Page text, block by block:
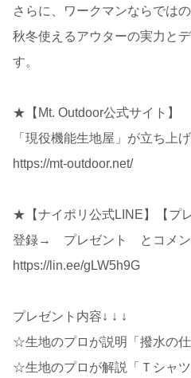
さらに、ワークマンならでは
秋冬使えるアウターの実力と
す。
★【Mt. Outdoor公式サイト】
「現役機能生地屋」が立ち上
https://mt-outdoor.net/
★【ナイポリ公式LINE】【プ
登録→ プレゼント とコメン
https://lin.ee/gLW5h9G
プレゼント内容↓ ↓ ↓
☆生地のプロが説明「撥水の仕
☆生地のプロが解説「Ｔシャ